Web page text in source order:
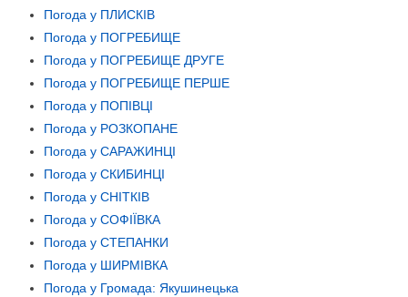
Погода у ПЛИСКІВ
Погода у ПОГРЕБИЩЕ
Погода у ПОГРЕБИЩЕ ДРУГЕ
Погода у ПОГРЕБИЩЕ ПЕРШЕ
Погода у ПОПІВЦІ
Погода у РОЗКОПАНЕ
Погода у САРАЖИНЦІ
Погода у СКИБИНЦІ
Погода у СНІТКІВ
Погода у СОФІЇВКА
Погода у СТЕПАНКИ
Погода у ШИРМІВКА
Погода у Громада: Якушинецька